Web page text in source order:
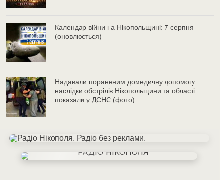
Календар війни на Нікопольщині: 7 серпня
(оновлюється)
Надавали пораненим домедичну допомогу:
наслідки обстрілів Нікопольщини та області
показали у ДСНС (фото)